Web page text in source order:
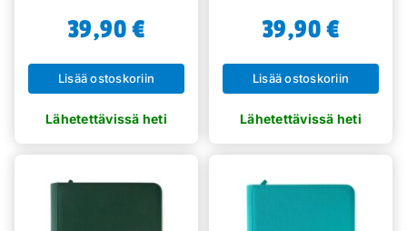
39,90€
Lisää ostoskoriin
39,90€
Lisää ostoskoriin